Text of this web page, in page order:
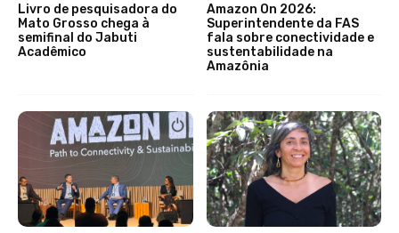
Livro de pesquisadora do
Mato Grosso chega à
semifinal do Jabuti
Acadêmico
Amazon On 2026:
Superintendente da FAS
fala sobre conectividade e
sustentabilidade na
Amazônia